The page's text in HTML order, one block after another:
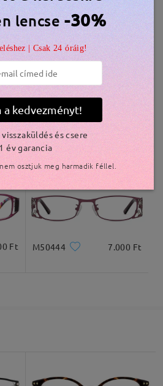
Ft AC49000 2.500 Ft
Ft M50444 7.000 Ft
lencse -30%
| Csak 24 óráig!
a kedvezményt!
visszaküldés és csere
1 év garancia
osztjuk meg harmadik féllel.